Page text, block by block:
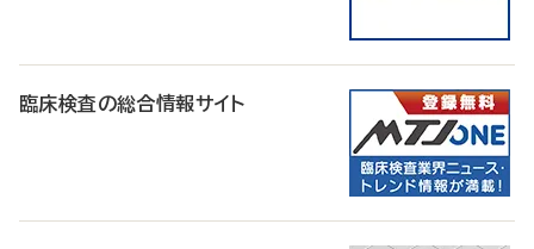
臨床検査の総合情報サイト